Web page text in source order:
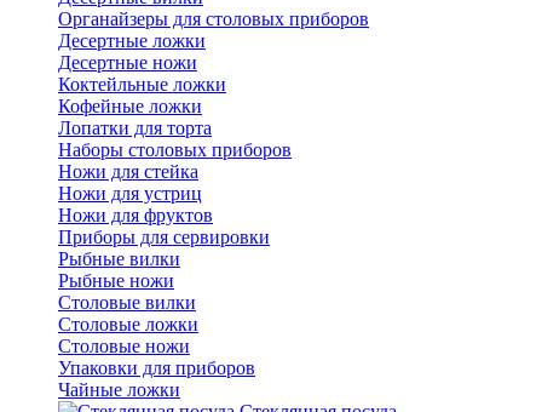
Органайзеры для столовых приборов
Десертные ложки
Десертные ножи
Коктейльные ложки
Кофейные ложки
Лопатки для торта
Наборы столовых приборов
Ножи для стейка
Ножи для устриц
Ножи для фруктов
Приборы для сервировки
Рыбные вилки
Рыбные ножи
Столовые вилки
Столовые ложки
Столовые ножи
Упаковки для приборов
Чайные ложки